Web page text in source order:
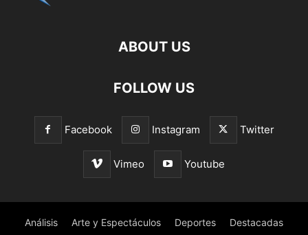
ABOUT US
FOLLOW US
Facebook Instagram Twitter
Vimeo Youtube
Análisis Arte y Espectáculos Deportes Destacadas